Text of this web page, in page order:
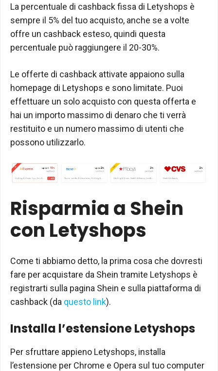
La percentuale di cashback fissa di Letyshops è
sempre il 5% del tuo acquisto, anche se a volte
offre un cashback esteso, quindi questa
percentuale può raggiungere il 20-30%.
Le offerte di cashback attivate appaiono sulla
homepage di Letyshops e sono limitate. Puoi
effettuare un solo acquisto con questa offerta e
hai un importo massimo di denaro che ti verrà
restituito e un numero massimo di utenti che
possono utilizzarlo.
Risparmia a Shein
con Letyshops
Come ti abbiamo detto, la prima cosa che dovresti
fare per acquistare da Shein tramite Letyshops è
registrarti sulla pagina Shein e sulla piattaforma di
cashback (da questo link).
Installa l’estensione Letyshops
Per sfruttare appieno Letyshops, installa
l’estensione per Chrome e Opera sul tuo computer